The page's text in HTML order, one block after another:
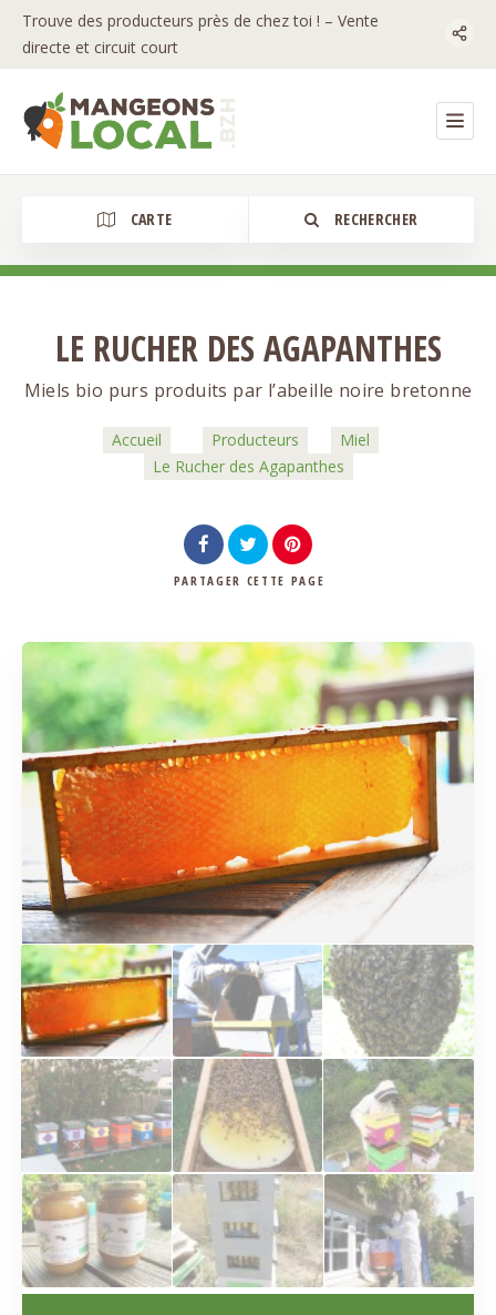
Trouve des producteurs près de chez toi ! – Vente
directe et circuit court
CARTE RECHERCHER
Catégorie
LE RUCHER DES AGAPANTHES
Miels bio purs produits par l’abeille noire bretonne
Accueil Producteurs
Miel
Le Rucher des Agapanthes
PARTAGER CETTE PAGE